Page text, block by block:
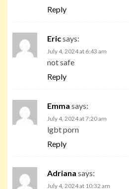
Reply
Ericsays:
July 4, 2024 at 6:43 am
not safe
Reply
Emma says:
July 4, 2024 at 7:20 am
lgbt porn
Reply
Adriana says:
July 4, 2024 at 10:32 am